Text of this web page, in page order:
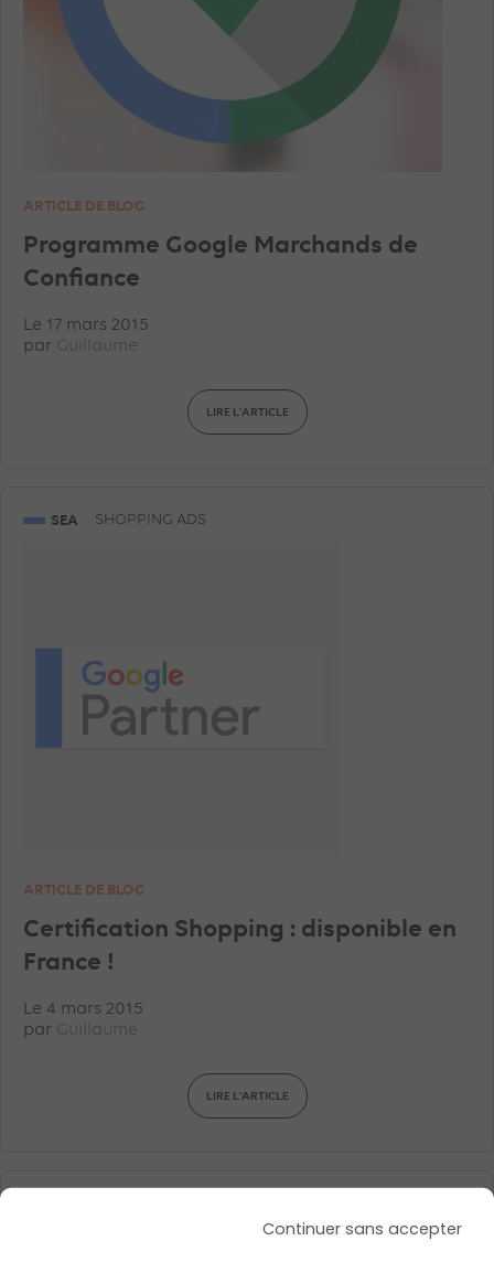
ARTICLE DE BLOG
Programme Google Marchands de
Confiance
Le 17 mars 2015
par Guillaume
LIRE L'ARTICLE
SEA SHOPPING ADS
ARTICLE DE BLOG
Certification Shopping : disponible en
France !
Le 4 mars 2015
par Guillaume
LIRE L'ARTICLE
Continuer sans accepter